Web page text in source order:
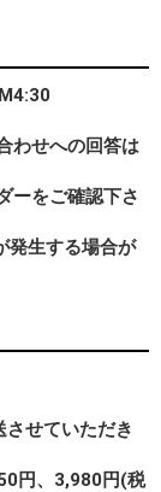
わせへの回答は
ーをご確認下さ
発生する場合が
せていただき
円、3,980円(税